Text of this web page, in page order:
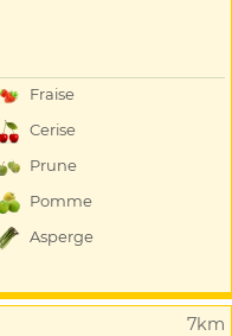
Fraise
Cerise
Prune
Pomme
Asperge
7km